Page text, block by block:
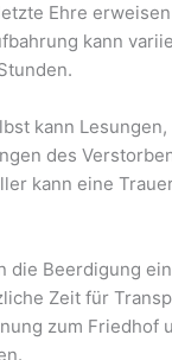
Ehre
kann
kann
des
kann eine
die Beerdigung
Zeit für
zum Friedhof